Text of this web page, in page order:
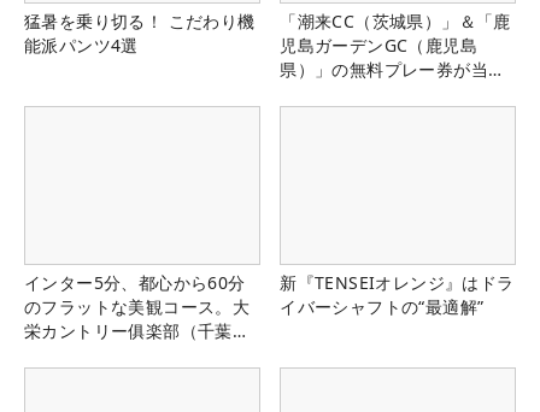
猛暑を乗り切る！ こだわり機
能派パンツ4選
「潮来CC（茨城県）」＆「鹿
児島ガーデンGC（鹿児島
県）」の無料プレー券が当た
インター5分、都心から60分
のフラットな美観コース。大
栄カントリー俱楽部（千葉
新『TENSEIオレンジ』はドラ
イバーシャフトの“最適解”